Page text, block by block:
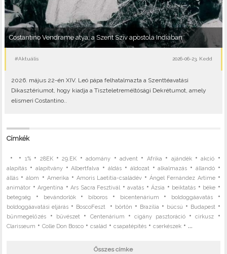
Costantino Vendrame atya, a Szent Szív apostola Indiában
#Aktuális 2026-06-23, Kedd
2026. május 22-én XIV. Leó pápa felhatalmazta a Szenttéavatási
Dikasztériumot, hogy kiadja a Tiszteletreméltósági Dekrétumot, amely
elismeri Costantino..
Címkék
• • 1%• 28EK•29.EK •adomány •advent • Afrika • ajándék•akció •
alapítás • alapítvány•Albertfalva •áldás • áldozat •alkalmazás • állandó•
állás •álom • Amerika • Amoris Laetitia-családév •Ángel Fernández Artime•
animátor •Argentína •Ars Sacra Fesztivál •avatás •Ázsia • beiktatás • béke •
betegség • bevándorlók• bíboros • bicentenárium • boldoggáavatás•
boldoggáavatási eljárás • BoscoFeszt • börtön • Brazília • búcsú • Budapest •
bűnmegelőzés • bűvészet • Centenárium •cigány pasztoráció•cirkusz •
Clarisseum •Colle Don Bosco •család •csapatépítés •cserkészek • ...
Összes címke